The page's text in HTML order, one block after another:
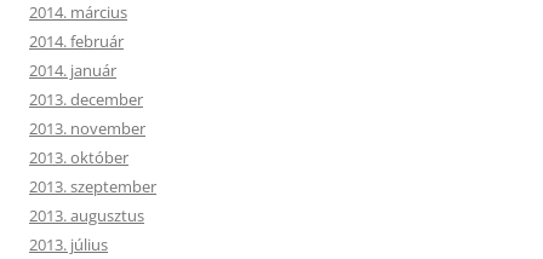
2014. március
2014. február
2014. január
2013. december
2013. november
2013. október
2013. szeptember
2013. augusztus
2013. július